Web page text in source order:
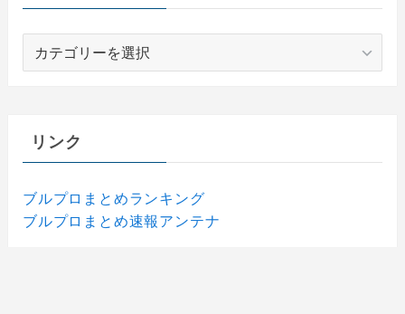
ーリンク
ブルプロまとめランキング
ブルプロまとめ速報アンテナ